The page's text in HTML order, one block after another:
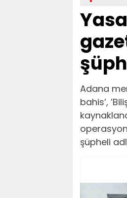
Adana
bahis’,
şüpheli